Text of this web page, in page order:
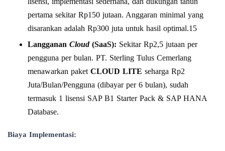
pertama sekitar Rp150 jutaan. Anggaran minimal yang
disarankan adalah Rp300 juta untuk hasil optimal.15
Langganan Cloud(SaaS): Sekitar Rp2,5 jutaan per
pengguna per bulan. PT. Sterling Tulus Cemerlang
menawarkan paket CLOUD LITE seharga Rp2
Juta/Bulan/Pengguna (dibayar per 6 bulan), sudah
termasuk 1 lisensi SAP B1 Starter Pack & SAP HANA
Database.
Biaya Implementasi: